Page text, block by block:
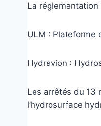
La réglementation
ULM : Plateforme
Hydravion :
Les arrêtés du 13
l’hydrosurface